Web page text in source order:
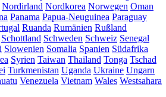
Nordirland Nordkorea Norwegen Oman
Panama Papua-Neuguinea Paraguay
Ruanda Rumänien Rußland
Schottland Schweden Schweiz Senegal
Slowenien Somalia Spanien Südafrika
Syrien Taiwan Thailand Tonga Tschad
Turkmenistan Uganda Ukraine Ungarn
Venezuela Vietnam Wales Westsahara